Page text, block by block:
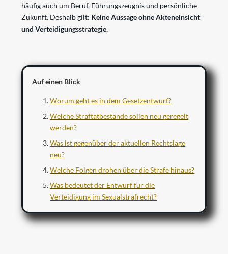
häufig auch um Beruf, Führungszeugnis und persönliche
Zukunft. Deshalb gilt: Keine Aussage ohne Akteneinsicht
und Verteidigungsstrategie.
Auf einen Blick
Worum geht es in dem Gesetzentwurf?
Welche Straftatbestände sollen neu geregelt
werden?
Was ist gegenüber der aktuellen Rechtslage
neu?
Welche Folgen drohen über die Strafe hinaus?
Was bedeutet der Entwurf für die
Verteidigung im Sexualstrafrecht?